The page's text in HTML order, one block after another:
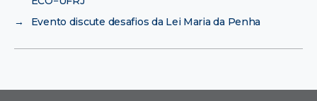
→
Evento discute desafios da Lei Maria da Penha